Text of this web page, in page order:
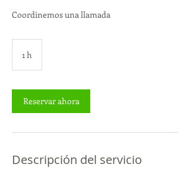
Coordinemos una llamada
1 h
Reservar ahora
Descripción del servicio